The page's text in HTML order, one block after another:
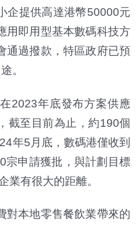
企提供高達港幣50000元
用即用型基本數碼科技方
通過撥款，特區政府已預
。
2023年底發布方案供應
截至目前為止，約190個
年5月底，數碼港僅收到
宗申請獲批，與計劃目標
有很大的距離。
本地零售餐飲業帶來的